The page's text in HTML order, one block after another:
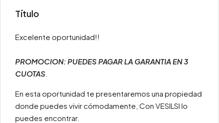
Título
Excelente oportunidad!!
PROMOCION: PUEDES PAGAR LA GARANTIA EN 3
CUOTAS
En esta oportunidad te presentaremos una propiedad
donde puedes vivir cómodamente, Con VESILSI lo
puedes encontrar.